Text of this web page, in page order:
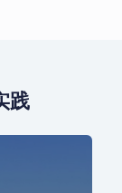
践